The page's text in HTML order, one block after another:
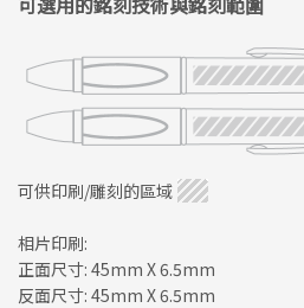
可供印刷/雕刻的區域
相片印刷:
正面尺寸: 45mm X 6.5mm
反面尺寸: 45mm X 6.5mm